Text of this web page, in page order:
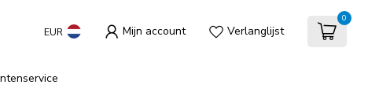
EUR Mijn account Verlanglijst
0